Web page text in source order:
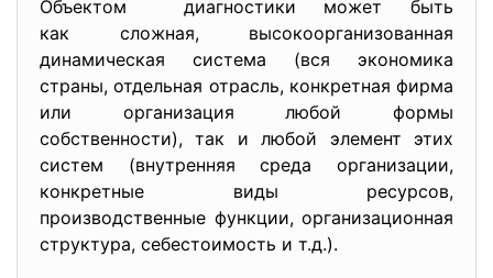
Объектом диагностики может быть
как сложная, высокоорганизованная
динамическая система (вся экономика
страны, отдельная отрасль, конкретная фирма
или организация любой формы
собственности), так и любой элемент этих
систем (внутренняя среда организации,
конкретные виды ресурсов,
производственные функции, организационная
структура, себестоимость и т.д.).